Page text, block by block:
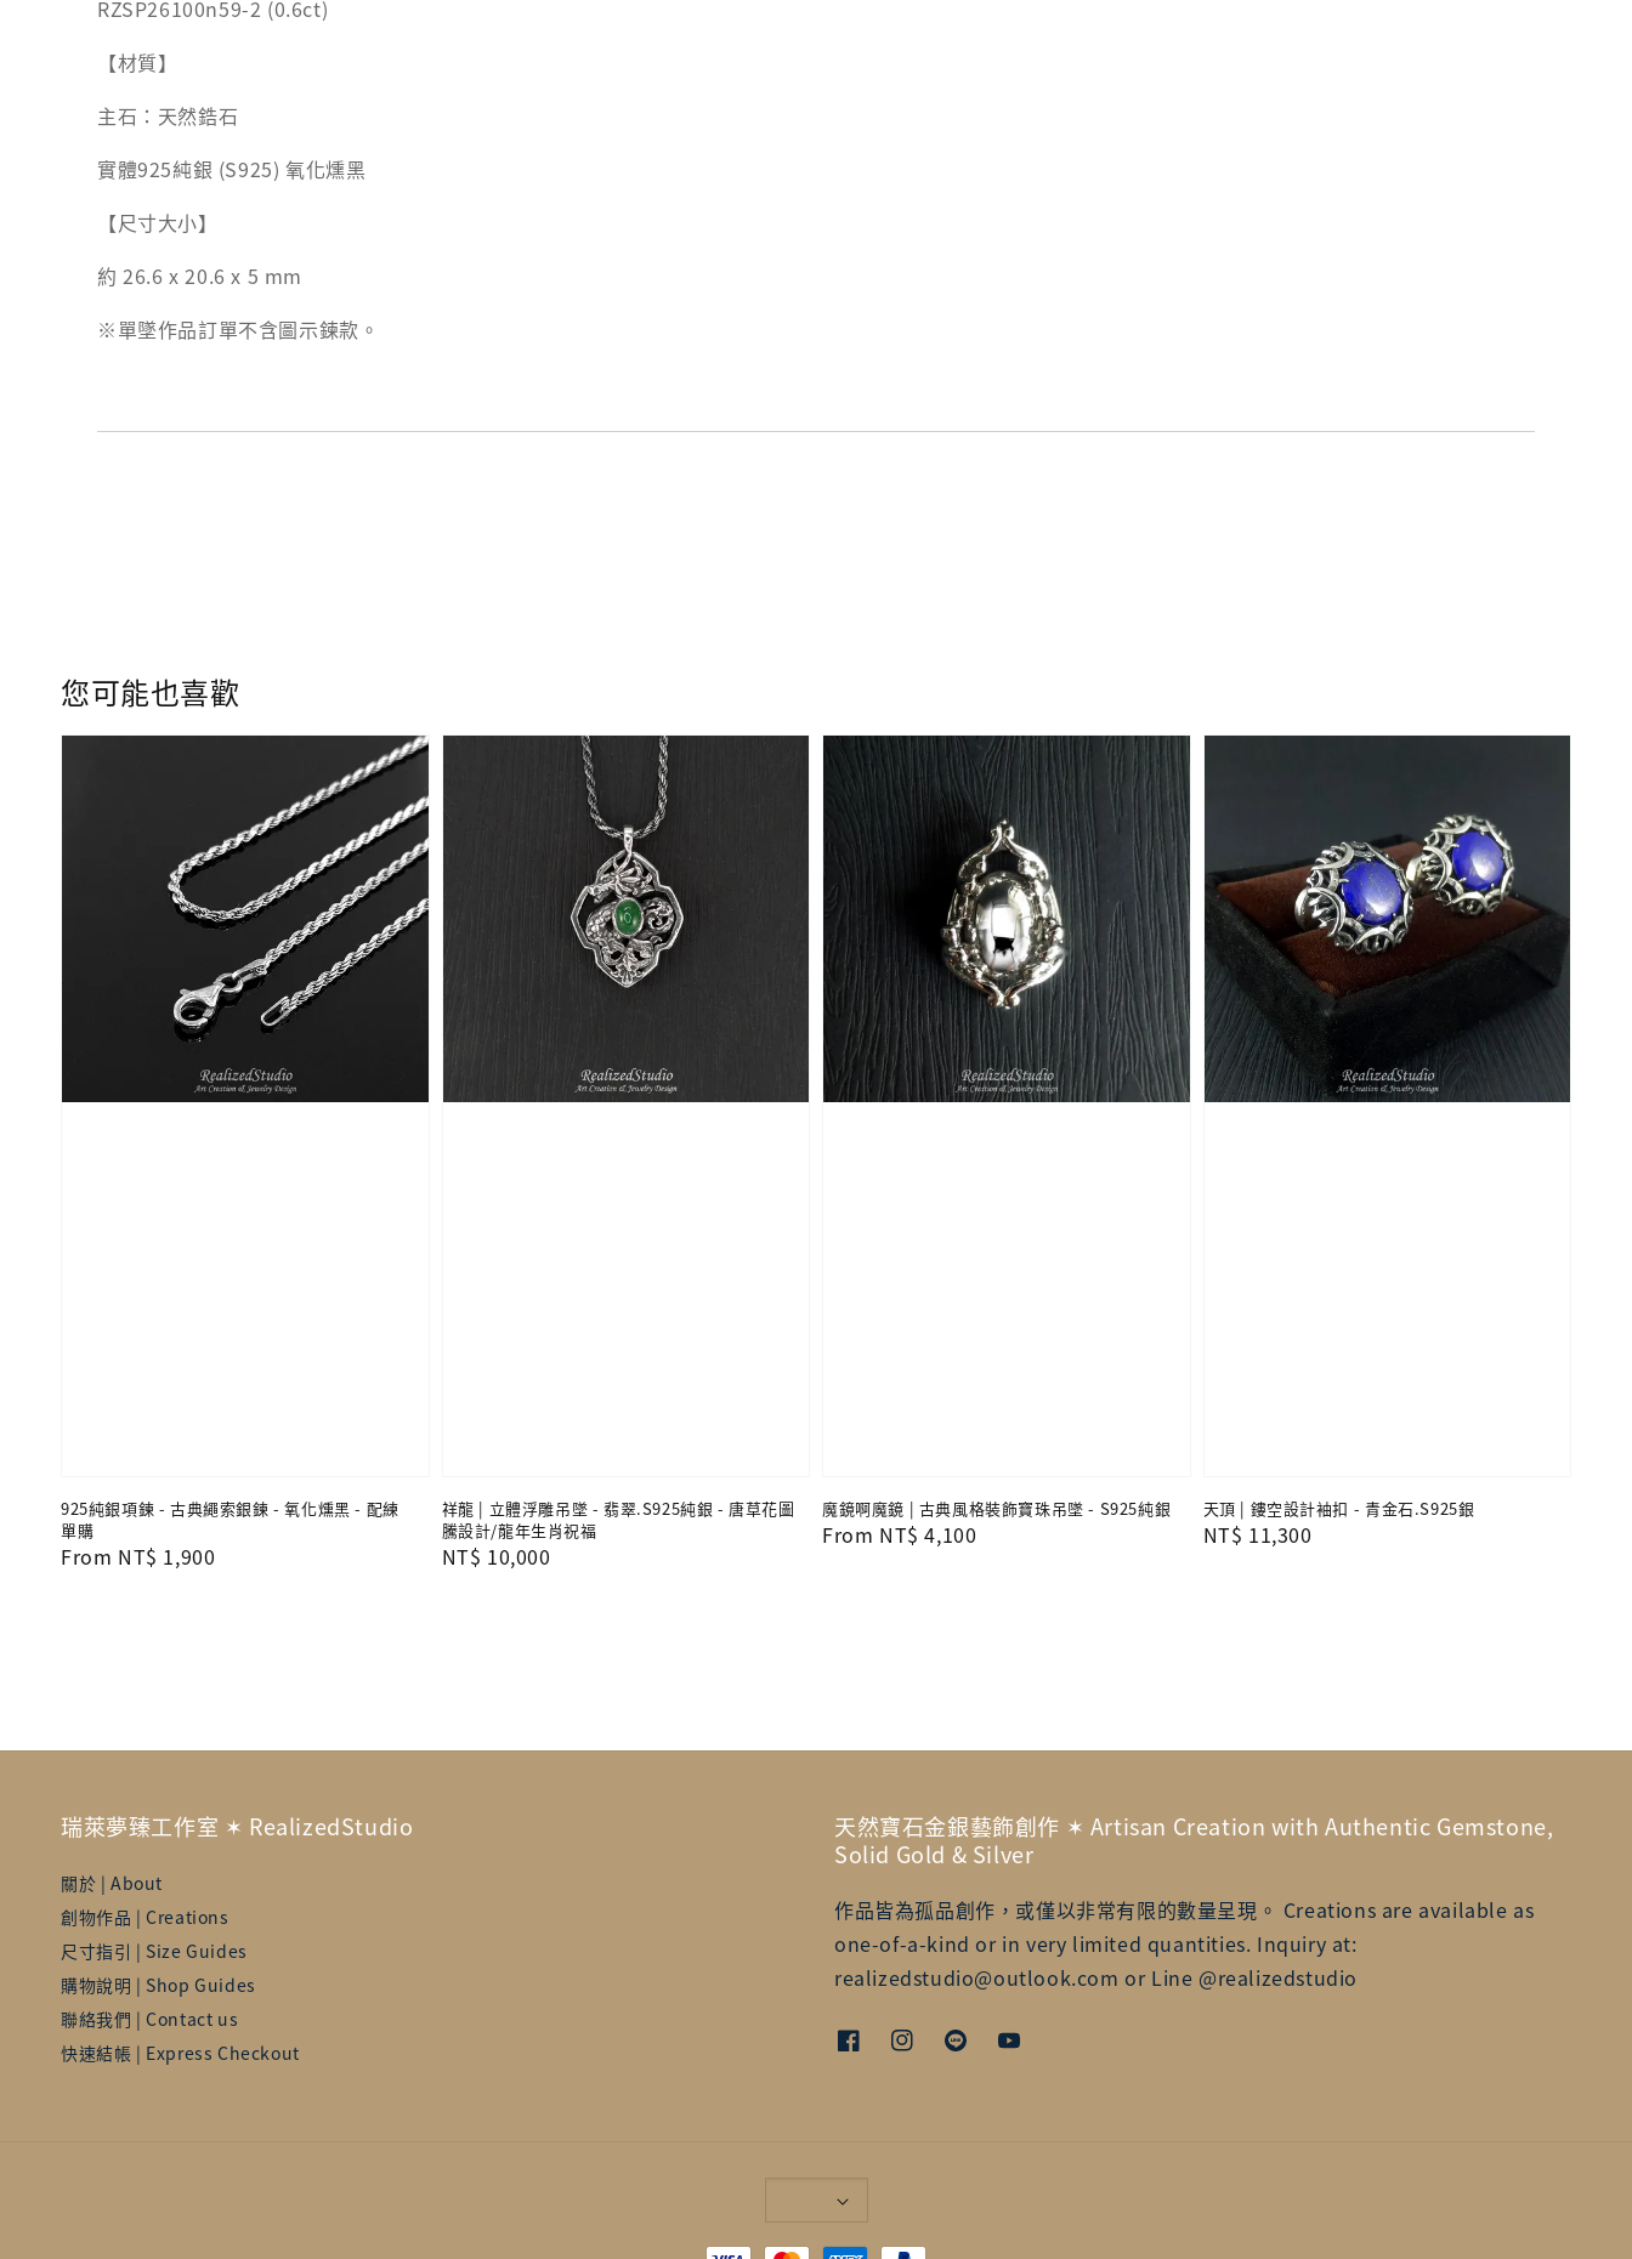
RZSP26100n59-2 (0.6ct)
【材質】
主石：天然鋯石
實體925純銀 (S925) 氧化燻黑
【尺寸大小】
約 26.6 x 20.6 x 5 mm
※單墜作品訂單不含圖示鍊款。
您可能也喜歡
925純銀項鍊 - 古典繩索銀鍊 - 氧化燻黑 - 配練
單購
Regular
From NT$ 1,900
祥龍 | 立體浮雕吊墜 - 翡翠.S925純銀 - 唐草花圖
騰設計/龍年生肖祝福
Regular
NT$ 10,000
魔鏡啊魔鏡 | 古典風格裝飾寶珠吊墜 - S925純銀
Regular
From NT$ 4,100
天頂 | 鏤空設計袖扣 - 青金石.S925銀
Regular
NT$ 11,300
瑞萊夢臻工作室 ✶ RealizedStudio
關於 | About
創物作品 | Creations
尺寸指引 | Size Guides
購物說明 | Shop Guides
聯絡我們 | Contact us
快速結帳 | Express Checkout
天然寶石金銀藝飾創作 ✶ Artisan Creation with Authentic Gemstone,
Solid Gold & Silver
作品皆為孤品創作，或僅以非常有限的數量呈現。 Creations are available as
one-of-a-kind or in very limited quantities. Inquiry at:
realizedstudio@outlook.com or Line @realizedstudio